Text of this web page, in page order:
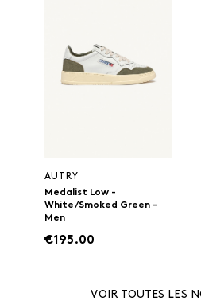
AUTRY
Medalist Low -
White/Smoked Green -
Men
€195.00
VOIR TOUTES LES